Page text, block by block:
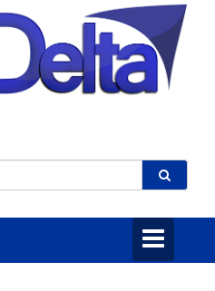
Toggle
navigation